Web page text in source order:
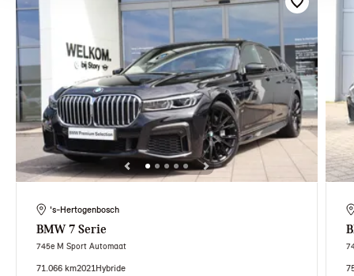
's-Hertogenbosch
BMW 7 Serie
745e M Sport Automaat
71.066 km2021 Hybride